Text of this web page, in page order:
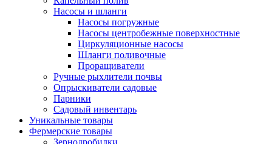
Насосы и шланги
Насосы погружные
Насосы центробежные поверхностные
Циркуляционные насосы
Шланги поливочные
Проращиватели
Ручные рыхлители почвы
Опрыскиватели садовые
Парники
Садовый инвентарь
Уникальные товары
Фермерские товары
Зернодробилки